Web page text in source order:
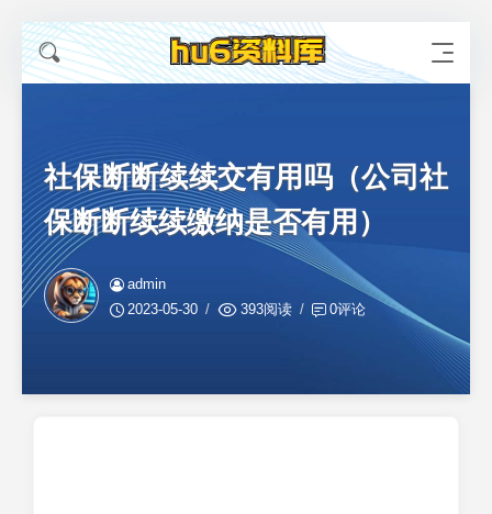
社保断断续续交有用吗（公司社
保断断续续缴纳是否有用）
admin
2023-05-30
393阅读 0评论